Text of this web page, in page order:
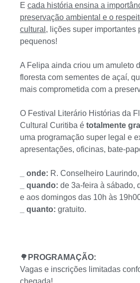
E cada história ensina a
preservação ambiental e o
cultural , lições super importantes
pequenos!
A Felipa ainda criou um amuleto
floresta com sementes de açaí,
mais comprometida com a
O Festival Literário Histórias da
Cultural Curitiba é totalmente
uma programação super legal e
apresentações, oficinas, bate-
_ onde: R. Conselheiro
_ quando: de 3a-feira à sábado,
e aos domingos das 10h às
_ quanto: gratuito.
🌳 PROGRAMAÇÃO:
Vagas e inscrições limitadas
chegada!